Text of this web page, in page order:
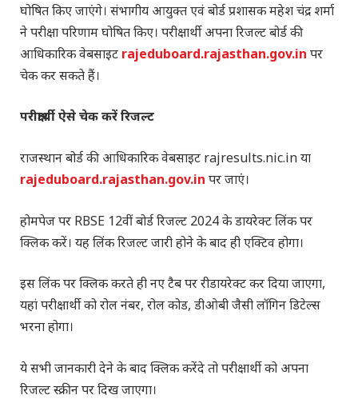
घोषित किए जाएंगे। संभागीय आयुक्त एवं बोर्ड प्रशासक महेश चंद्र शर्मा
ने परीक्षा परिणाम घोषित किए। परीक्षार्थी अपना रिजल्ट बोर्ड की
आधिकारिक वेबसाइट rajeduboard.rajasthan.gov.in पर
चेक कर सकते हैं।
परीक्षार्थी ऐसे चेक करें रिजल्ट
राजस्थान बोर्ड की आधिकारिक वेबसाइट rajresults.nic.in या
rajeduboard.rajasthan.gov.in पर जाएं।
होमपेज पर RBSE 12वीं बोर्ड रिजल्ट 2024 के डायरेक्ट लिंक पर
क्लिक करें। यह लिंक रिजल्ट जारी होने के बाद ही एक्टिव होगा।
इस लिंक पर क्लिक करते ही नए टैब पर रीडायरेक्ट कर दिया जाएगा,
यहां परीक्षार्थी को रोल नंबर, रोल कोड, डीओबी जैसी लॉगिन डिटेल्स
भरना होगा।
ये सभी जानकारी देने के बाद क्लिक करेंदे तो परीक्षार्थी को अपना
रिजल्ट स्क्रीन पर दिख जाएगा।